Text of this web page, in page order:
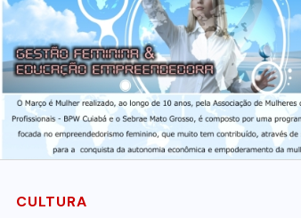
CULTURA